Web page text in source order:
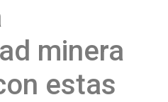
minera
estas